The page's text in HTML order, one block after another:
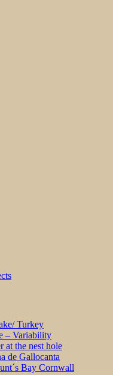
Turkey
– Variability
at the nest hole
de Gallocanta
Bay Cornwall